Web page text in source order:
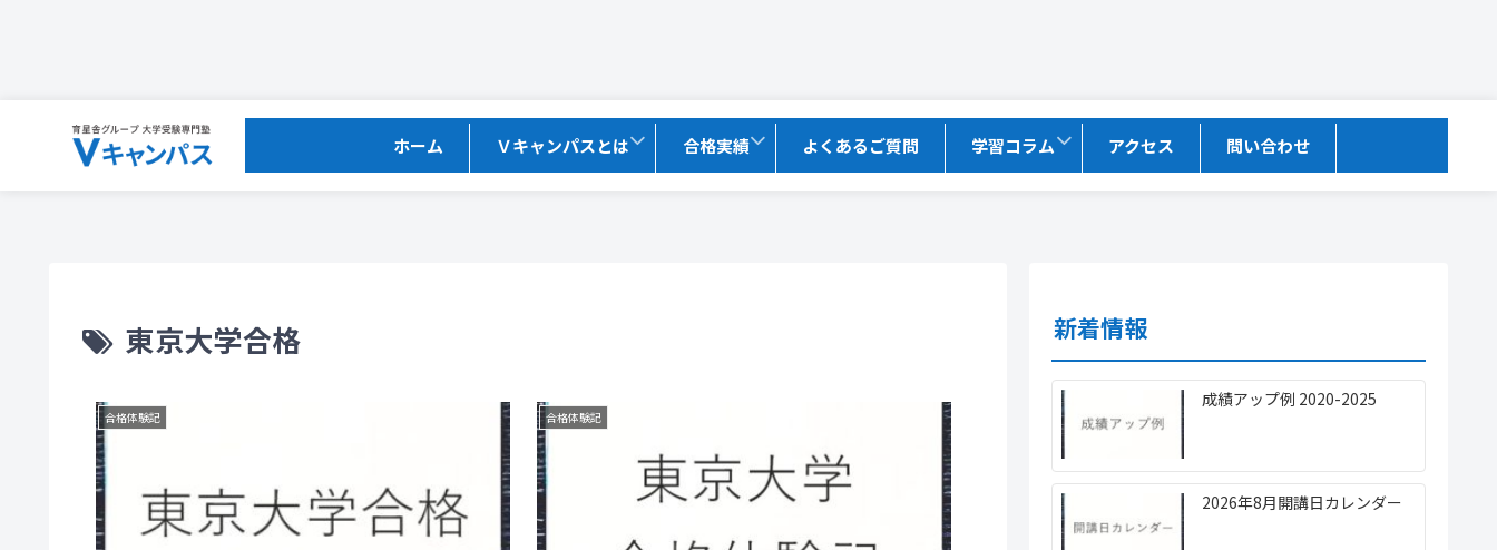
ホーム Ｖキャンパスとは 合格実績 よくあるご質問 学習コラム アクセス 問い合わせ
東京大学合格
合格体験記 合格体験記
新着情報
成績アップ例 2020-2025
2026年8月開講日カレンダー